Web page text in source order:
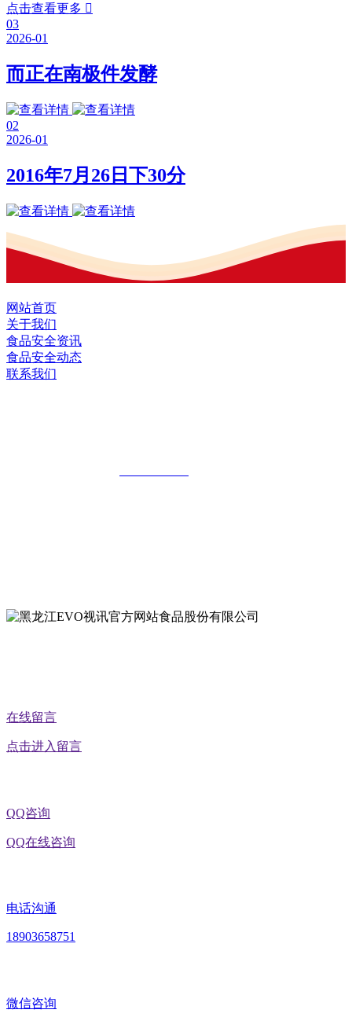
点击查看更多 
03
2026-01
而正在南极件发酵
02
2026-01
2016年7月26日下30分
网站首页
关于我们
食品安全资讯
食品安全动态
联系我们
在线留言
点击进入留言
QQ咨询
QQ在线咨询
电话沟通
18903658751
微信咨询